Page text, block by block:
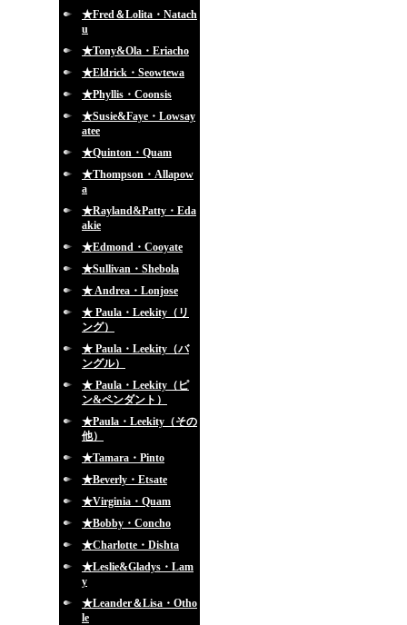
★Fred＆Lolita・Natach
u
★Tony&Ola・Eriacho
★Eldrick・Seowtewa
★Phyllis・Coonsis
★Susie&Faye・Lowsay
atee
★Quinton・Quam
★Thompson・Allapow
a
★Rayland&Patty・Eda
akie
★Edmond・Cooyate
★Sullivan・Shebola
★ Andrea・Lonjose
★ Paula・Leekity（リ
ング）
★ Paula・Leekity（バ
ングル）
★ Paula・Leekity（ピ
ン&ペンダント）
★Paula・Leekity（その
他）
★Tamara・Pinto
★Beverly・Etsate
★Virginia・Quam
★Bobby・Concho
★Charlotte・Dishta
★Leslie&Gladys・Lam
y
★Leander＆Lisa・Otho
le